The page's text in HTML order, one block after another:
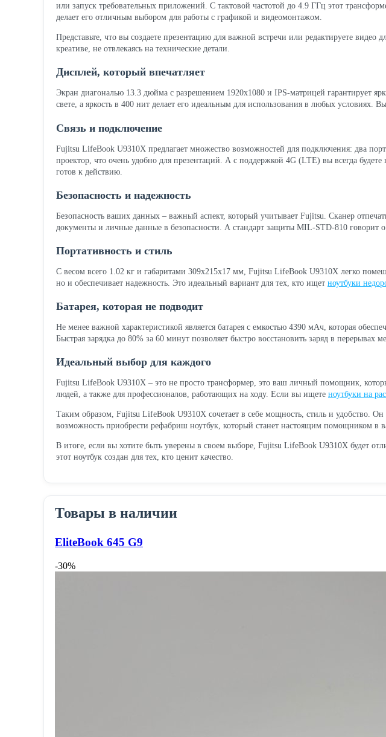
или запуск требовательных приложений. С тактовой частотой до 4.9 ГГц этот
делает его отличным выбором для работы с графикой и видеомонтажом.
Представьте, что вы создаете презентацию для важной встречи или редактируете видео
креативе, не отвлекаясь на технические детали.
Дисплей, который впечатляет
Экран диагональю 13.3 дюйма с разрешением 1920x1080 и IPS-матрицей гарантирует
свете, а яркость в 400 нит делает его идеальным для использования в любых
Связь и подключение
Fujitsu LifeBook U9310X предлагает множество возможностей для подключения: два
проектор, что очень удобно для презентаций. А с поддержкой 4G (LTE) вы всегда
готов к действию.
Безопасность и надежность
Безопасность ваших данных – важный аспект, который учитывает Fujitsu. Сканер
документы и личные данные в безопасности. А стандарт защиты MIL-STD-810 говорит
Портативность и стиль
С весом всего 1.02 кг и габаритами 309x215x17 мм, Fujitsu LifeBook U9310X легко
но и обеспечивает надежность. Это идеальный вариант для тех, кто ищет ноутбуки
Батарея, которая не подводит
Не менее важной характеристикой является батарея с емкостью 4390 мАч, которая
Быстрая зарядка до 80% за 60 минут позволяет быстро восстановить заряд в перерывах
Идеальный выбор для каждого
Fujitsu LifeBook U9310X – это не просто трансформер, это ваш личный помощник,
людей, а также для профессионалов, работающих на ходу. Если вы ищете ноутбуки на
Таким образом, Fujitsu LifeBook U9310X сочетает в себе мощность, стиль и удобство.
возможность приобрести рефабриш ноутбук, который станет настоящим помощником в
В итоге, если вы хотите быть уверены в своем выборе, Fujitsu LifeBook U9310X будет
этот ноутбук создан для тех, кто ценит качество.
Товары в наличии
EliteBook 645 G9
-30%